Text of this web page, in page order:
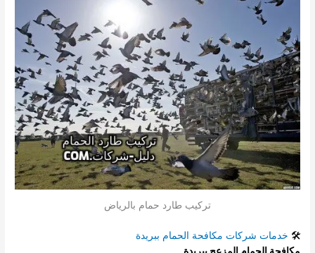
تركيب طارد حمام بالرياض
🛠️ خدمات شركات مكافحة الحمام ببريدة
مكافحة الحمام المزعج ببريدة